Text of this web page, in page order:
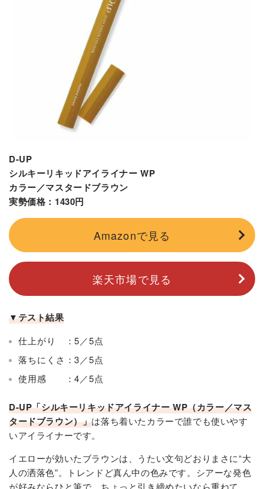
D-UP
シルキーリキッドアイライナー WP
カラー／マスタードブラウン
実勢価格：1430円
Amazonで見る
楽天市場で見る
▼テスト結果
仕上がり ：5／5点
落ちにくさ：3／5点
使用感 ：4／5点
D-UP「シルキーリキッドアイライナー WP（カラー／マス
タードブラウン）」は落ち着いたカラーで誰でも使いやす
いアイライナーです。
イエローが効いたブラウンは、うたい文句どおりまさに“大
人の洒落色”。トレンドど真ん中の色みです。シアーな発色
が好みならひと筆で、ちょっと引き締めたいなら重ねて、